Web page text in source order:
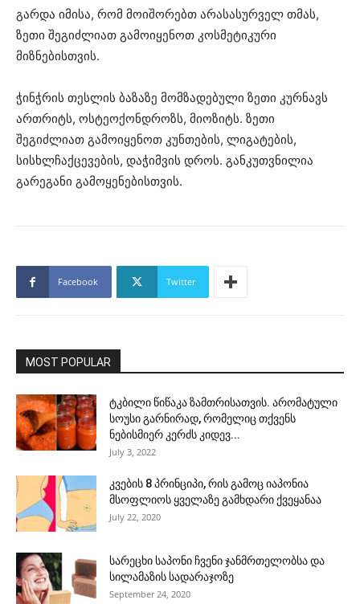
გარდა იმისა, რომ მოიშორებთ არასასურველ თმას,
ზეთი შეგიძლიათ გამოიყენოთ კოსმეტიკური
მიზნებისთვის.
ჭინჭრის თესლის ბაზაზე მომზადებული ზეთი კურნავს
ართრიტს, ოსტეოქონდროზს, მიოზიტს. ზეთი
შეგიძლიათ გამოიყენოთ კუნთების, ლიგატების,
სისხლჩაქცევების, დაჭიმვის დროს. განკუთვნილია
გარეგანი გამოყენებისთვის.
Facebook Twitter
MOST POPULAR
ტკბილი წიწაკა ზამთრისათვის. არომატული
სოუსი გარნირად, რომელიც თქვენს
ნებისმიერ კერძს კიდევ...
July 3, 2022
კვების 8 პრინციპი, რის გამოც იაპონია
მსოფლიოს ყველაზე გამხდარი ქვეყანაა
July 22, 2020
სარეცხი საპონი ჩვენი ჯანმრთელობსა და
სილამაზის სადარაჯოზე
September 24, 2020